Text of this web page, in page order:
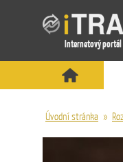
Internetový portál
Úvodní stránka »